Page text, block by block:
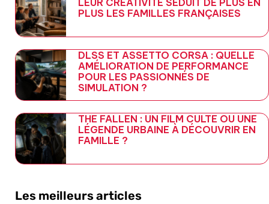
PLUS LES FAMILLES FRANÇAISES
DLSS ET ASSETTO CORSA : QUELLE
AMÉLIORATION DE PERFORMANCE
POUR LES PASSIONNÉS DE
SIMULATION ?
THE FALLEN : UN FILM CULTE OU UNE
LÉGENDE URBAINE À DÉCOUVRIR EN
FAMILLE ?
Les meilleurs articles